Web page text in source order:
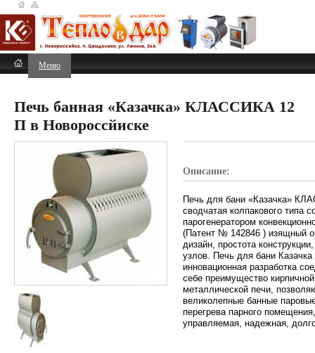
Меню
Печь банная «Казачка» КЛАССИКА 12
П в Новороссйиске
Описание:
Печь для бани «Казачка»
сводчатая колпакового типа
парогенератором
(Патент № 142846 ) изящный
дизайн, простота
узлов. Печь для бани Казачка
инновационная разработка
себе преимущество
металлической печи,
великолепные банные
перегрева парного
управляемая, надежная,